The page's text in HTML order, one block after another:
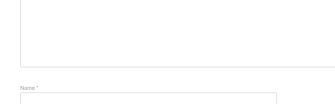
Name*